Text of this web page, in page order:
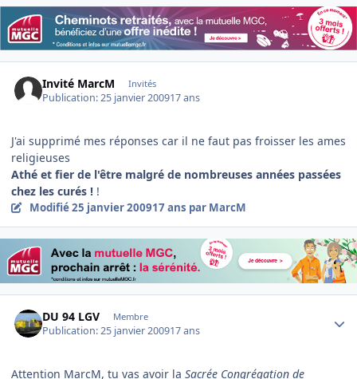
Invité MarcM Invités
Publication:25 janvier 200917 ans
J'ai supprimé mes réponses car il ne faut pas froisser les ames
religieuses
Athé et fier de l'être malgré de nombreuses années passées
chez les curés ! !
Modifié25 janvier 200917 ans par MarcM
DU 94 LGV Membre
Publication:25 janvier 200917 ans
Attention MarcM, tu vas avoir la Sacrée Congrégation de